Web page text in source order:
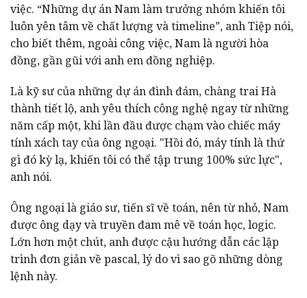
việc. “Những dự án Nam làm trưởng nhóm khiến tôi
luôn yên tâm về chất lượng và timeline”, anh Tiệp nói,
cho biết thêm, ngoài công việc, Nam là người hòa
đồng, gần gũi với anh em đồng nghiệp.
Là kỹ sư của những dự án đình đám, chàng trai Hà
thành tiết lộ, anh yêu thích công nghệ ngay từ những
năm cấp một, khi lần đầu được chạm vào chiếc máy
tính xách tay của ông ngoại. "Hồi đó, máy tính là thứ
gì đó kỳ lạ, khiến tôi có thể tập trung 100% sức lực",
anh nói.
Ông ngoại là giáo sư, tiến sĩ về toán, nên từ nhỏ, Nam
được ông dạy và truyền đam mê về toán học, logic.
Lớn hơn một chút, anh được cậu hướng dẫn các lập
trình đơn giản về pascal, lý do vì sao gõ những dòng
lệnh này.